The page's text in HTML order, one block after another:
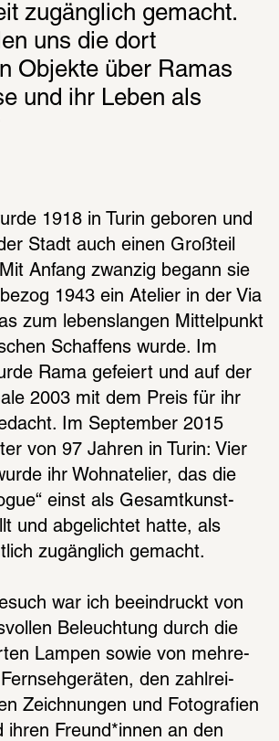
zugänglich gemacht.
uns die dort
Objekte über Ramas
und ihr Leben als
1918 in Turin gebo­ren und
Stadt auch einen Groß­teil
Anfang zwan­zig begann sie
1943 ein Atelier in der Via
zum lebens­lan­gen Mittel­punkt
Schaf­fens wurde. Im
Rama gefei­ert und auf der
2003 mit dem Preis für ihr
Im Septem­ber 2015
von 97 Jahren in Turin: Vier
ihr Wohnate­lier, das die
einst als Gesamt­kunst­
und abge­lich­tet hatte, als
zugäng­lich gemacht.
war ich beein­druckt von
Beleuch­tung durch die
Lampen sowie von mehre­
den zahl­rei­
Zeich­nun­gen und Foto­gra­fien
ihren Freund*innen an den